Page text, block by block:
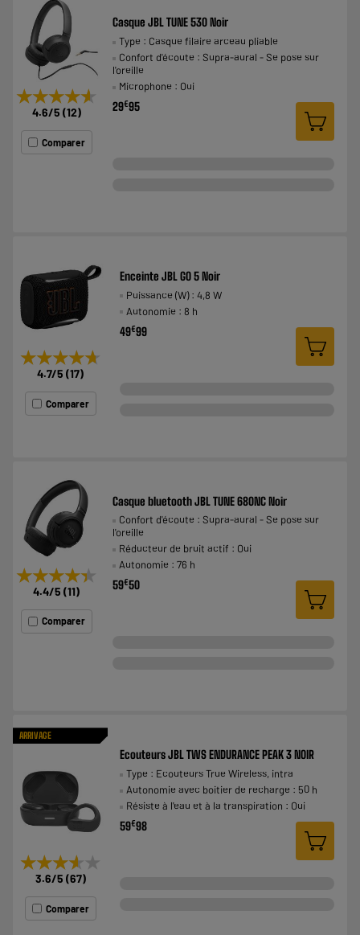
★★★★★
★★★★★
4.6/5 (12)
Comparer
Casque JBL TUNE 530 Noir
Type : Casque filaire arceau pliable
Confort d'écoute : Supra-aural - Se pose sur
l'oreille
Microphone : Oui
29€95
★★★★★
★★★★★
4.7/5 (17)
Comparer
Enceinte JBL GO 5 Noir
Puissance (W) : 4,8 W
Autonomie : 8 h
49€99
★★★★★
★★★★★
4.4/5 (11)
Comparer
Casque bluetooth JBL TUNE 680NC Noir
Confort d'écoute : Supra-aural - Se pose sur
l'oreille
Réducteur de bruit actif : Oui
Autonomie : 76 h
59€50
ARRIVAGE
★★★★★
★★★★★
3.6/5 (67)
Comparer
Ecouteurs JBL TWS ENDURANCE PEAK 3 NOIR
Type : Ecouteurs True Wireless, intra
Autonomie avec boitier de recharge : 50 h
Résiste à l'eau et à la transpiration : Oui
59€98